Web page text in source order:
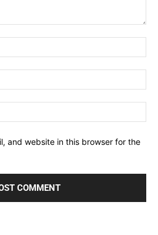
and website in this browser for the